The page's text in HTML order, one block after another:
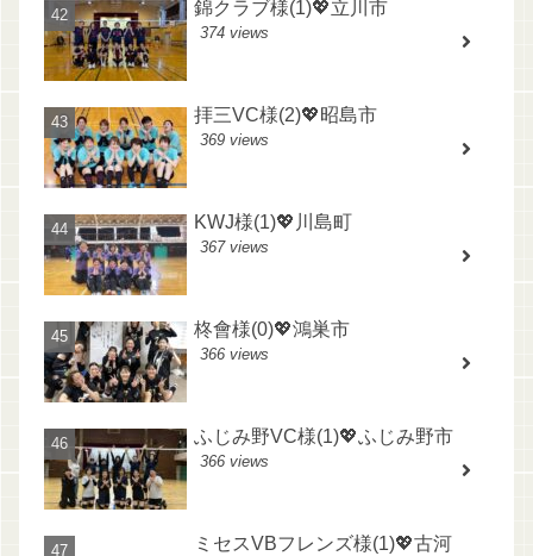
錦クラブ様(1)💖立川市
374 views
拝三VC様(2)💖昭島市
369 views
KWJ様(1)💖川島町
367 views
柊會様(0)💖鴻巣市
366 views
ふじみ野VC様(1)💖ふじみ野市
366 views
ミセスVBフレンズ様(1)💖古河